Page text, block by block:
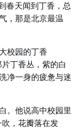
春天闻到丁香，总
，那是北京最温
校园的丁香
丁香丛，紫的白
净一身的疲惫与迷
。他说高中校园里
，花瓣落在发